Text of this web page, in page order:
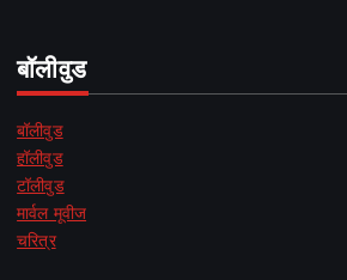
बॉलीवुड
बॉलीवुड
हॉलीवुड
टॉलीवुड
मार्वल मूवीज
चरित्र